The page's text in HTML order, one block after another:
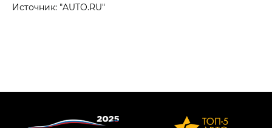
Источник: "AUTO.RU"